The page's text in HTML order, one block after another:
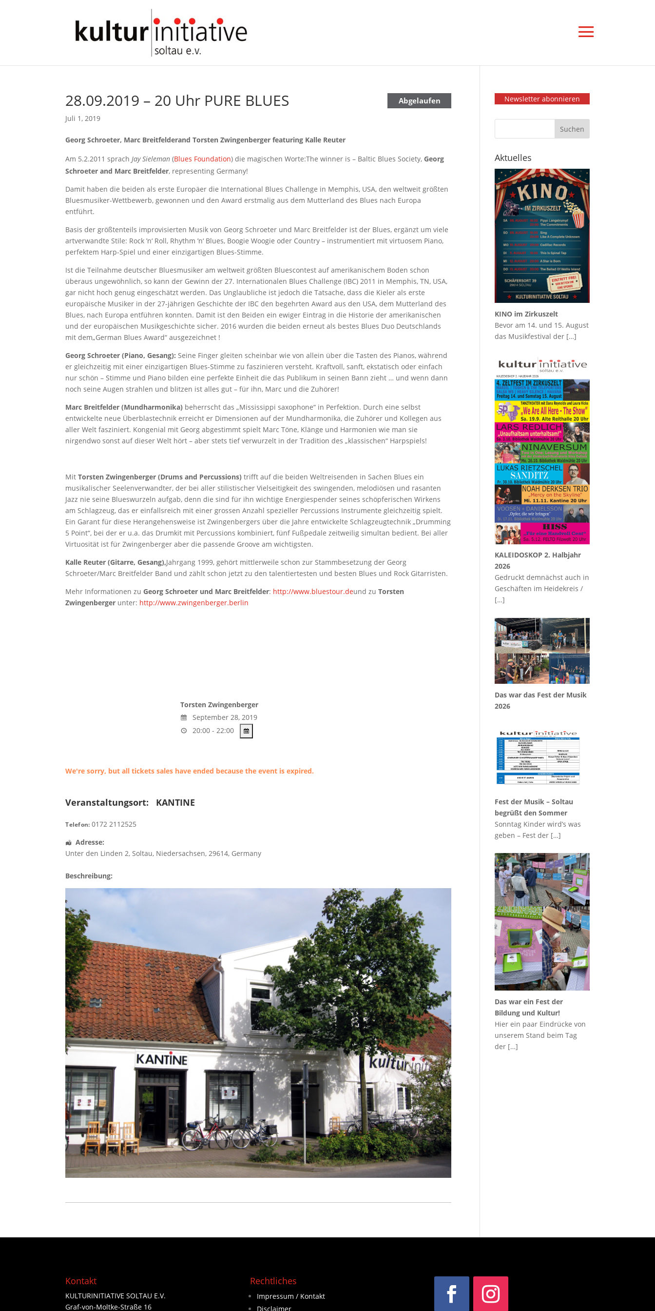
Abgelaufen
28.09.2019 – 20 Uhr PURE BLUES
Juli 1, 2019
Georg Schroeter, Marc Breitfelderand Torsten Zwingenberger featuring Kalle Reuter
Am 5.2.2011 sprachJay Sieleman (Blues Foundation) die magischen Worte:The winner is – Baltic Blues Society,Georg
Schroeter and Marc Breitfelder, representing Germany!
Damit haben die beiden als erste Europäer die International Blues Challenge in Memphis, USA, den weltweit größten
Bluesmusiker-Wettbewerb, gewonnen und den Award erstmalig aus dem Mutterland des Blues nach Europa
entführt.
Basis der größtenteils improvisierten Musik von Georg Schroeter und Marc Breitfelder ist der Blues, ergänzt um viele
artverwandte Stile: Rock ’n‘ Roll, Rhythm ’n‘ Blues, Boogie Woogie oder Country – instrumentiert mit virtuosem Piano,
perfektem Harp-Spiel und einer einzigartigen Blues-Stimme.
Ist die Teilnahme deutscher Bluesmusiker am weltweit größten Bluescontest auf amerikanischem Boden schon
überaus ungewöhnlich, so kann der Gewinn der 27. Internationalen Blues Challenge (IBC) 2011 in Memphis, TN, USA,
gar nicht hoch genug eingeschätzt werden. Das Unglaubliche ist jedoch die Tatsache, dass die Kieler als erste
europäische Musiker in der 27-jährigen Geschichte der IBC den begehrten Award aus den USA, dem Mutterland des
Blues, nach Europa entführen konnten. Damit ist den Beiden ein ewiger Eintrag in die Historie der amerikanischen
und der europäischen Musikgeschichte sicher. 2016 wurden die beiden erneut als bestes Blues Duo Deutschlands
mit dem„German Blues Award“ ausgezeichnet !
Georg Schroeter (Piano, Gesang): Seine Finger gleiten scheinbar wie von allein über die Tasten des Pianos, während
er gleichzeitig mit einer einzigartigen Blues-Stimme zu faszinieren versteht. Kraftvoll, sanft, ekstatisch oder einfach
nur schön – Stimme und Piano bilden eine perfekte Einheit die das Publikum in seinen Bann zieht … und wenn dann
noch seine Augen strahlen und blitzen ist alles gut – für ihn, Marc und die Zuhörer!
Marc Breitfelder (Mundharmonika) beherrscht das „Mississippi saxophone“ in Perfektion. Durch eine selbst
entwickelte neue Überblastechnik erreicht er Dimensionen auf der Mundharmonika, die Zuhörer und Kollegen aus
aller Welt fasziniert. Kongenial mit Georg abgestimmt spielt Marc Töne, Klänge und Harmonien wie man sie
nirgendwo sonst auf dieser Welt hört – aber stets tief verwurzelt in der Tradition des „klassischen“ Harpspiels!
MitTorsten Zwingenberger (Drums and Percussions) trifft auf die beiden Weltreisenden in Sachen Blues ein
musikalischer Seelenverwandter, der bei aller stilistischer Vielseitigkeit des swingenden, melodiösen und rasanten
Jazz nie seine Blueswurzeln aufgab, denn die sind für ihn wichtige Energiespender seines schöpferischen Wirkens
am Schlagzeug, das er einfallsreich mit einer grossen Anzahl spezieller Percussions Instrumente gleichzeitig spielt.
Ein Garant für diese Herangehensweise ist Zwingenbergers über die Jahre entwickelte Schlagzeugtechnik „Drumming
5 Point“, bei der er u.a. das Drumkit mit Percussions kombiniert, fünf Fußpedale zeitweilig simultan bedient. Bei aller
Virtuosität ist für Zwingenberger aber die passende Groove am wichtigsten.
Kalle Reuter (Gitarre, Gesang),Jahrgang 1999, gehört mittlerweile schon zur Stammbesetzung der Georg
Schroeter/Marc Breitfelder Band und zählt schon jetzt zu den talentiertesten und besten Blues und Rock Gitarristen.
Mehr Informationen zuGeorg Schroeter und Marc Breitfelder: http://www.bluestour.deund zuTorsten
Zwingenberger unter: http://www.zwingenberger.berlin
Torsten Zwingenberger
September 28, 2019
20:00 - 22:00
We're sorry, but all tickets sales have ended because the event is expired.
Veranstaltungsort: KANTINE
Telefon: 0172 2112525
Adresse:
Unter den Linden 2,Soltau, Niedersachsen,29614, Germany
Beschreibung:
Newsletter abonnieren
Aktuelles
KINO im Zirkuszelt
Bevor am 14. und 15. August
das Musikfestival der […]
KALEIDOSKOP 2. Halbjahr
2026
Gedruckt demnächst auch in
Geschäften im Heidekreis /
[…]
Das war das Fest der Musik
2026
Fest der Musik – Soltau
begrüßt den Sommer
Sonntag Kinder wird’s was
geben – Fest der […]
Das war ein Fest der
Bildung und Kultur!
Hier ein paar Eindrücke von
unserem Stand beim Tag
der […]
Kontakt
KULTURINITIATIVE SOLTAU E.V.
Graf-von-Moltke-Straße 16
Rechtliches
Impressum / Kontakt
Disclaimer